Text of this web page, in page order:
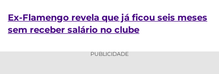
Ex-Flamengo revela que já ficou seis meses
sem receber salário no clube
PUBLICIDADE